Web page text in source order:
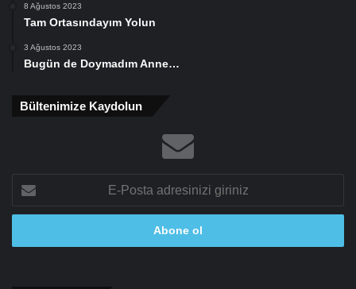
8 Ağustos 2023
Tam Ortasındayım Yolun
3 Ağustos 2023
Bugün de Doymadım Anne…
Bültenimize Kaydolun
Posta
adresinizi